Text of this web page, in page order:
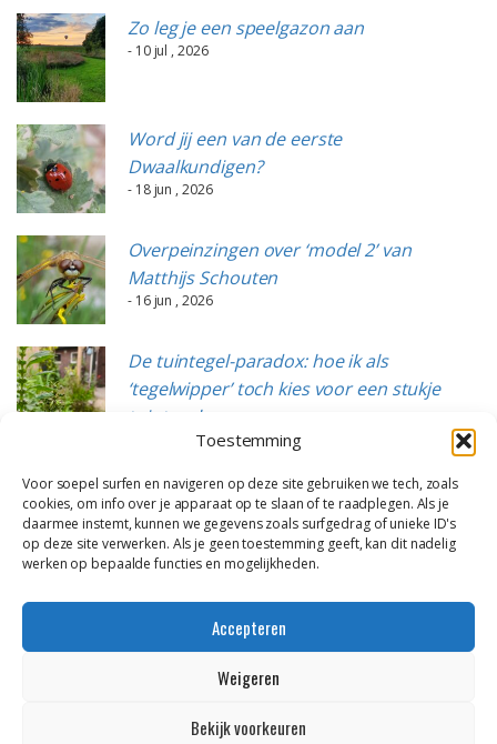
Toestemming
Voor soepel surfen en navigeren op deze site gebruiken we tech, zoals
cookies, om info over je apparaat op te slaan of te raadplegen. Als je
daarmee instemt, kunnen we gegevens zoals surfgedrag of unieke ID's
op deze site verwerken. Als je geen toestemming geeft, kan dit nadelig
werken op bepaalde functies en mogelijkheden.
Accepteren
Weigeren
Bekijk voorkeuren
Zo leg je een speelgazon aan
- 10 jul , 2026
Word jij een van de eerste
Dwaalkundigen?
- 18 jun , 2026
Overpeinzingen over ‘model 2’ van
Matthijs Schouten
- 16 jun , 2026
De tuintegel-paradox: hoe ik als
‘tegelwipper’ toch kies voor een stukje
tuintegels
- 15 jun , 2026
Alle content op deze website is eigendom van DailyGreenspiration en
tekst berusten dus onze copyrights. Wil je wat gebruiken? Neem dan